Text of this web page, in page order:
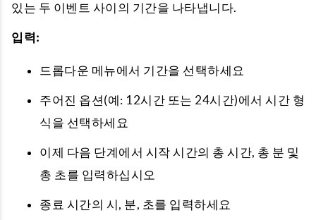
있는 두 이벤트 사이의 기간을 나타냅니다.
입력:
드롭다운 메뉴에서 기간을 선택하세요
주어진 옵션(예: 12시간 또는 24시간)에서 시간 형
식을 선택하세요
이제 다음 단계에서 시작 시간의 총 시간, 총 분 및
총 초를 입력하십시오
종료 시간의 시, 분, 초를 입력하세요